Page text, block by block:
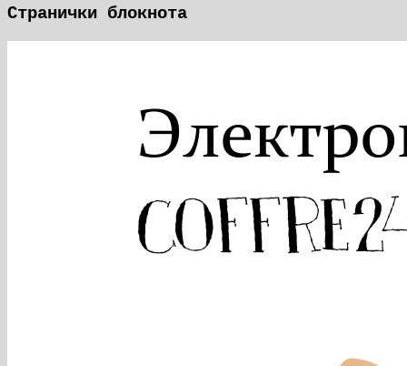
Странички блокнота